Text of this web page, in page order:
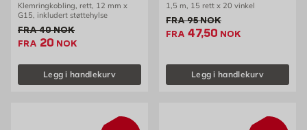
Klemringkobling, rett, 12 mm x
G15, inkludert støttehylse
FRAGammel pris 40 NOK /stk
40NOK
FRA Ekstrapris 20 NOK /stk
20 NOK
Legg i handlekurv
1,5 m, 15 rett x 20 vinkel
FRAGammel pris 95 NOK /stk
95NOK
FRA Ekstrapris 47.5 NOK
47,50 NOK
Legg i handlekurv